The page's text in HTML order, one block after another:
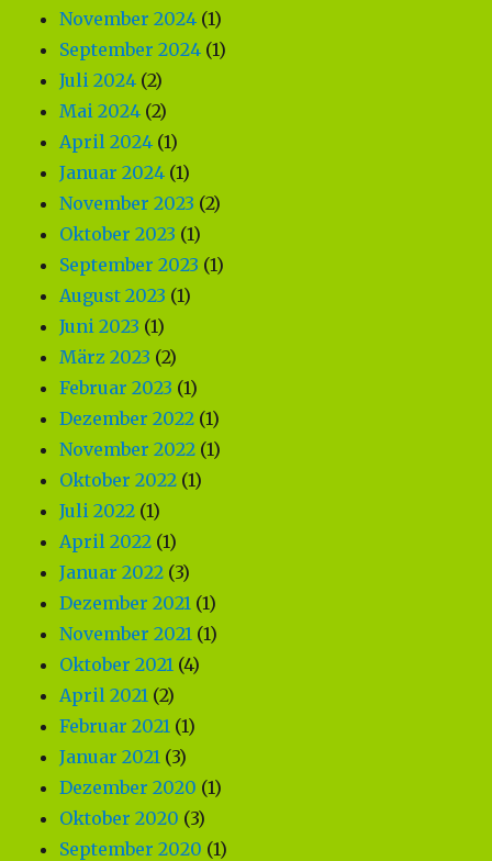
November 2024 (1)
September 2024 (1)
Juli 2024 (2)
Mai 2024 (2)
April 2024 (1)
Januar 2024 (1)
November 2023 (2)
Oktober 2023 (1)
September 2023 (1)
August 2023 (1)
Juni 2023 (1)
März 2023 (2)
Februar 2023 (1)
Dezember 2022 (1)
November 2022 (1)
Oktober 2022 (1)
Juli 2022 (1)
April 2022 (1)
Januar 2022 (3)
Dezember 2021 (1)
November 2021 (1)
Oktober 2021 (4)
April 2021 (2)
Februar 2021 (1)
Januar 2021 (3)
Dezember 2020 (1)
Oktober 2020 (3)
September 2020 (1)